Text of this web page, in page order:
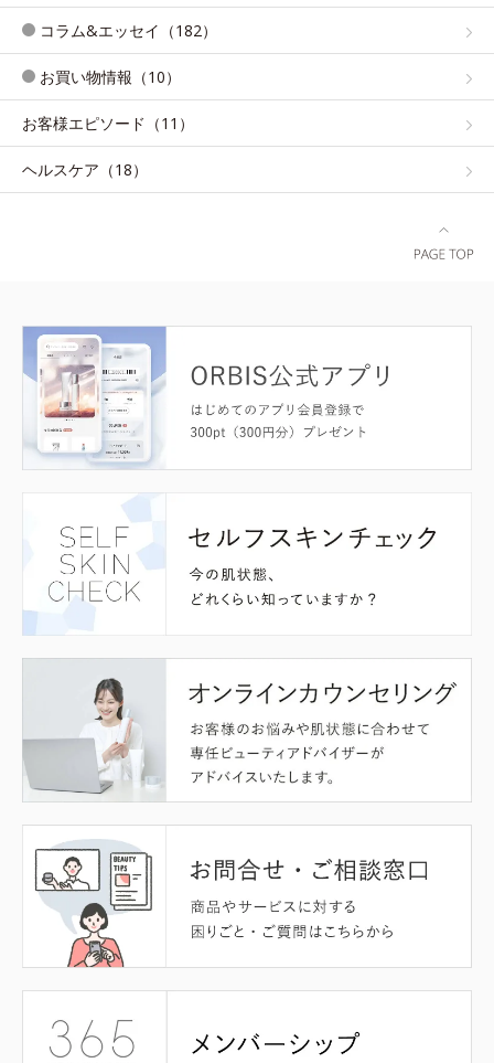
コラム&エッセイ（182）
お買い物情報（10）
お客様エピソード（11）
ヘルスケア（18）